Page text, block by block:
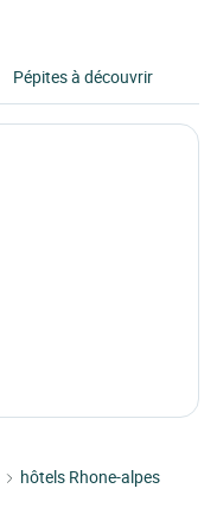
Pépites à découvrir
hôtels Rhone-alpes